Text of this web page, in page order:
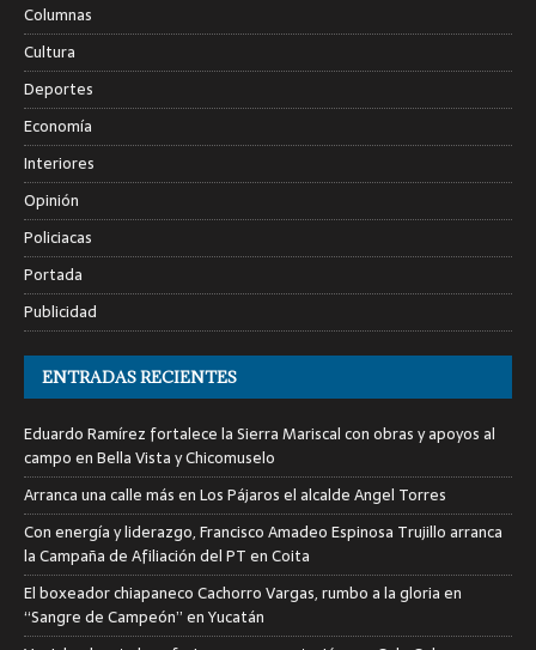
Columnas
Cultura
Deportes
Economía
Interiores
Opinión
Policiacas
Portada
Publicidad
ENTRADAS RECIENTES
Eduardo Ramírez fortalece la Sierra Mariscal con obras y apoyos al
campo en Bella Vista y Chicomuselo
Arranca una calle más en Los Pájaros el alcalde Angel Torres
Con energía y liderazgo, Francisco Amadeo Espinosa Trujillo arranca
la Campaña de Afiliación del PT en Coita
El boxeador chiapaneco Cachorro Vargas, rumbo a la gloria en
“Sangre de Campeón” en Yucatán